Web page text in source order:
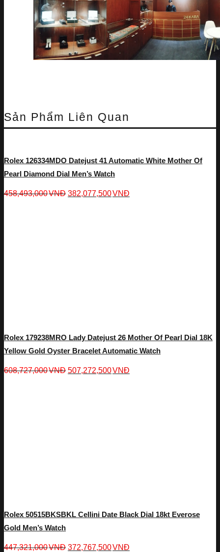
Sản Phẩm Liên Quan
Rolex 126334MDO Datejust 41 Automatic White Mother Of
Pearl Diamond Dial Men’s Watch
458,493,000VNĐ 382,077,500VNĐ
Rolex 179238MRO Lady Datejust 26 Mother Of Pearl Dial 18K
Yellow Gold Oyster Bracelet Automatic Watch
608,727,000VNĐ 507,272,500VNĐ
Rolex 50515BKSBKL Cellini Date Black Dial 18kt Everose
Gold Men’s Watch
447,321,000VNĐ 372,767,500VNĐ